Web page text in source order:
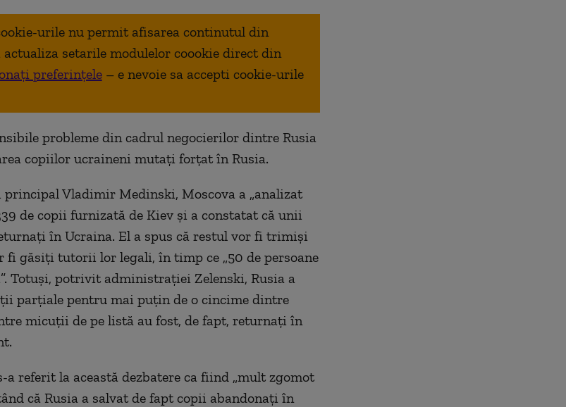
urile nu permit afisarea continutul din
actualiza setarile modulelor coookie direct din
preferințele – e nevoie sa accepti cookie-urile
probleme din cadrul negocierilor dintre Rusia
copiilor ucraineni mutați forțat în Rusia.
Vladimir Medinski, Moscova a „analizat
de copii furnizată de Kiev și a constatat că unii
în Ucraina. El a spus că restul vor fi trimiși
fi găsiți tutorii lor legali, în timp ce „50 de persoane
Totuși, potrivit administrației Zelenski, Rusia a
parțiale pentru mai puțin de o cincime dintre
micuții de pe listă au fost, de fapt, returnați în
a referit la această dezbatere ca fiind „mult zgomot
că Rusia a salvat de fapt copii abandonați în